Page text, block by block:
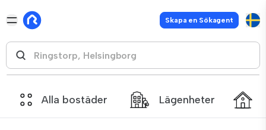
Skapa en Sökagent
Alla bostäder Lägenheter